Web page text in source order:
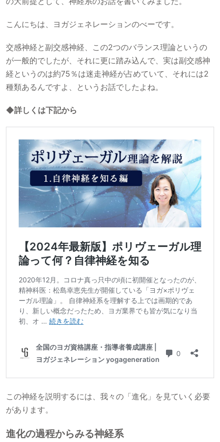
こんにちは、ヨガジェネレーションのべーです。
交感神経と副交感神経、この2つのバランス理論というの
が一般的でしたが、それに更に踏み込んで、実は副交感神
経というのは約75％は迷走神経が占めていて、それには2
種類あるんですよ、というお話でしたよね。
◆詳しくは下記から
この神経を説明するには、我々の「進化」を見ていく必要
があります。
進化の過程からみる神経系